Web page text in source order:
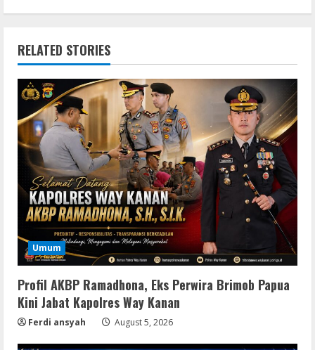
RELATED STORIES
Umum
Profil AKBP Ramadhona, Eks Perwira Brimob Papua
Kini Jabat Kapolres Way Kanan
Ferdi ansyah August 5, 2026